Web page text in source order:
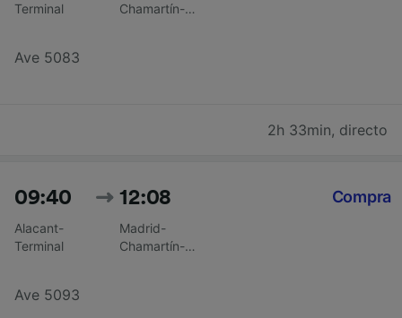
Terminal
Chamartín-
Ave 5083
2h 33min, directo
09:40
Alacant-
Terminal
12:08
Madrid-
Chamartín-
Ave 5093
Compra